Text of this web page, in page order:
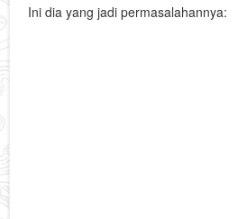
Ini dia yang jadi permasalahannya: